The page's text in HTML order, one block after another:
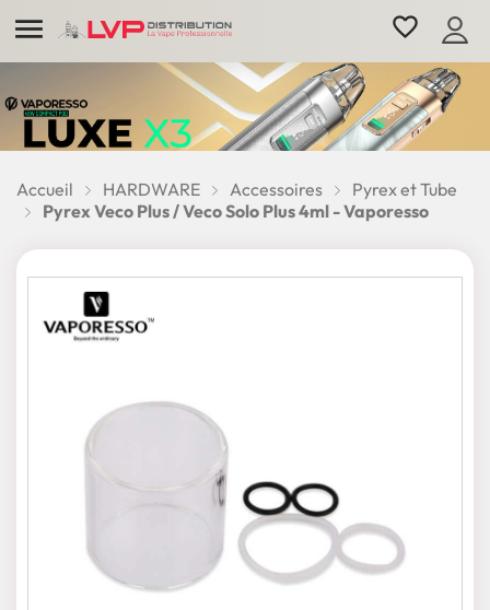
 favorite_border
Accueil HARDWARE Accessoires
Pyrex et Tube
Pyrex Veco Plus / Veco Solo Plus 4ml - Vaporesso